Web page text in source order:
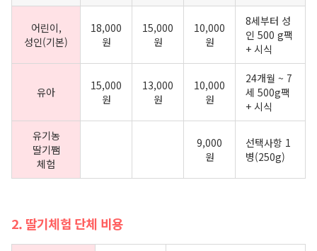
어린이,
성인(기본)
18,000
원
15,000
원
10,000
원
8세부터 성
인 500 g팩
+ 시식
유아
15,000
원
13,000
원
10,000
원
24개월 ~ 7
세 500g팩
+ 시식
유기농
딸기쨈
체험
9,000
원
선택사항 1
병(250g)
2. 딸기체험 단체 비용